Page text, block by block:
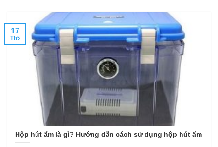
Hộp hút ẩm là gì? Hướng dẫn cách sử dụng hộp hút ẩm
17
Th5